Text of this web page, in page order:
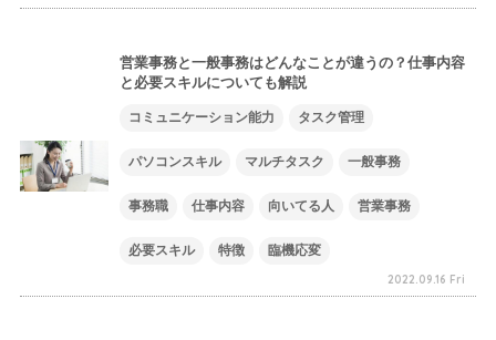
営業事務と一般事務はどんなことが違うの？仕事内容
と必要スキルについても解説
コミュニケーション能力 タスク管理
パソコンスキル マルチタスク 一般事務
事務職 仕事内容 向いてる人 営業事務
必要スキル 特徴 臨機応変
2022.09.16 Fri